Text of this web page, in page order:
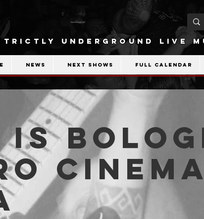
UNDERGROUND LIVE
News Next shows Full calendar
is
Cinema